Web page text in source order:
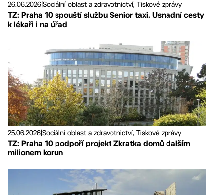
26.06.2026Sociální oblast a zdravotnictví, Tiskové zprávy
TZ: Praha 10 spouští službu Senior taxi. Usnadní cesty
k lékaři i na úřad
25.06.2026Sociální oblast a zdravotnictví, Tiskové zprávy
TZ: Praha 10 podpoří projekt Zkratka domů dalším
milionem korun